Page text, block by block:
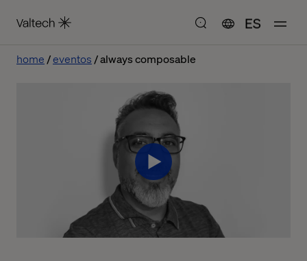
ES
home eventos always composable